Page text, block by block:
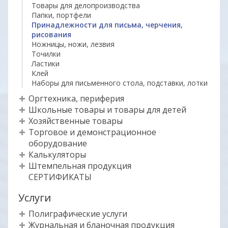
Товары для делопроизводства
Папки, портфели
Принадлежности для письма, черчения,
рисования
Ножницы, ножи, лезвия
Точилки
Ластики
Клей
Наборы для письменного стола, подставки, лотки
Оргтехника, периферия
Школьные товары и товары для детей
Хозяйственные товары
Торговое и демонстрационное
оборудование
Калькуляторы
Штемпельная продукция
СЕРТИФИКАТЫ
Услуги
Полиграфические услуги
Журнальная и бланочная продукция